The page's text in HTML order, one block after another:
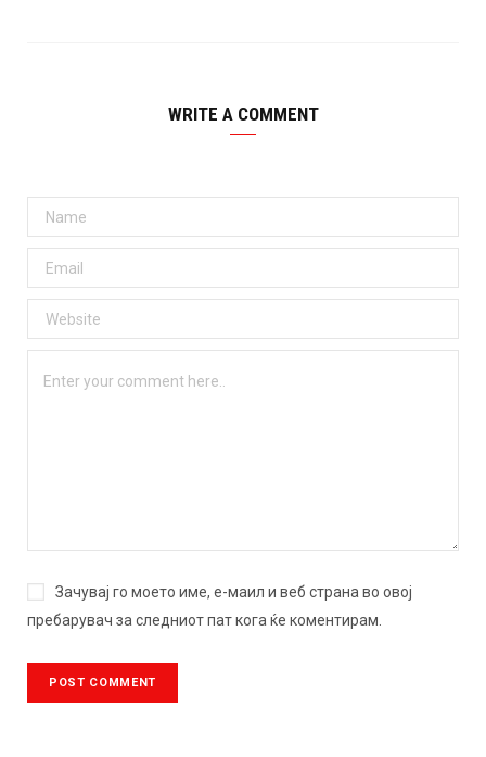
WRITE A COMMENT
Зачувај го моето име, е-маил и веб страна во овој
пребарувач за следниот пат кога ќе коментирам.